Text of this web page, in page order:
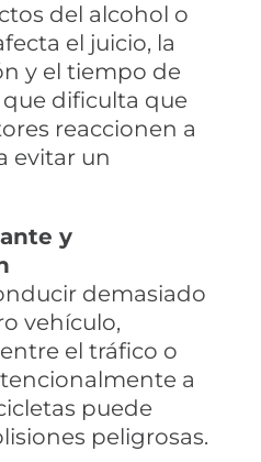
del alcohol o
el juicio, la
y el tiempo de
que dificulta que
reaccionen a
evitar un
y
demasiado
vehículo,
el tráfico o
a
puede
peligrosas.